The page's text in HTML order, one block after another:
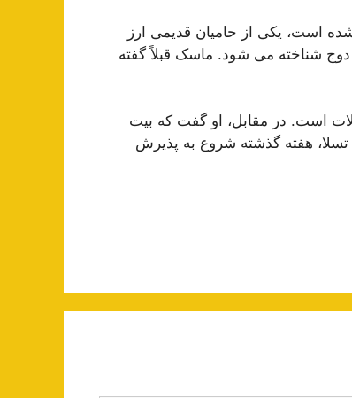
است، یکی از حامیان قدیمی ارز
دوج شناخته می شود. ماسک قبلاً گفته
است. در مقابل، او گفت که بیت
هفته گذشته شروع به پذیرش